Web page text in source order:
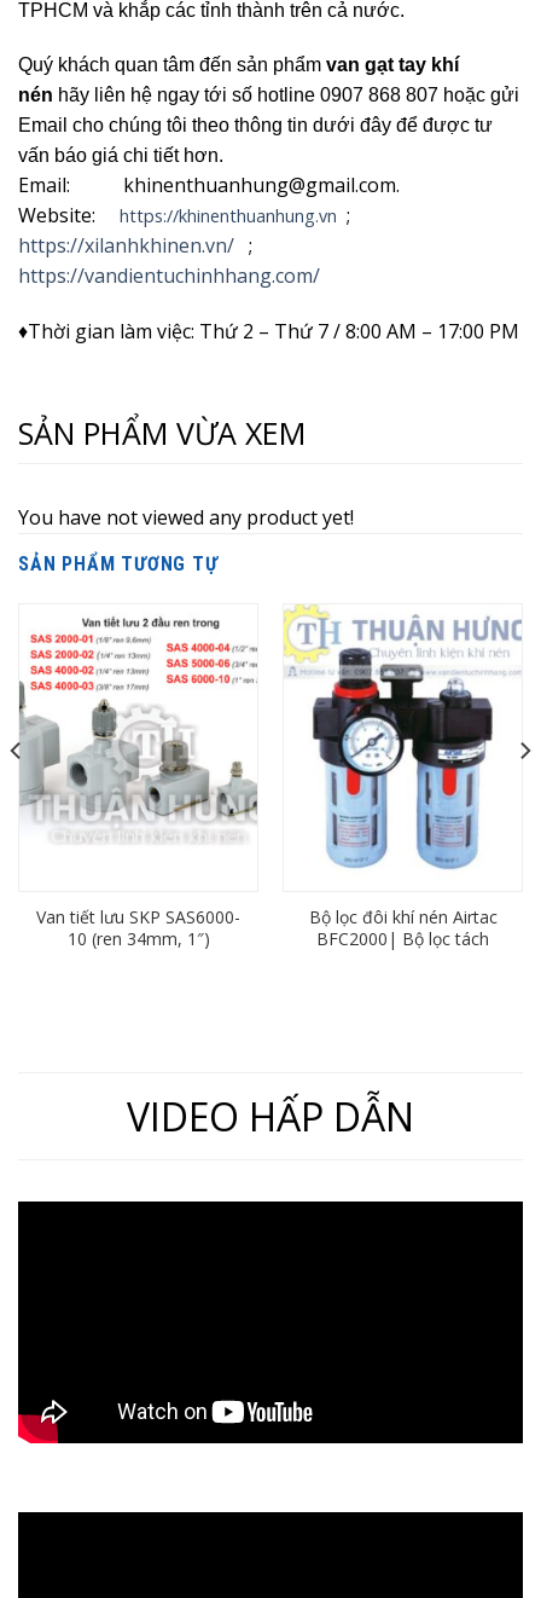
TPHCM và khắp các tỉnh thành trên cả nước.
Quý khách quan tâm đến sản phẩm van gạt tay khí
nén hãy liên hệ ngay tới số hotline 0907 868 807 hoặc gửi
Email cho chúng tôi theo thông tin dưới đây để được tư
vấn báo giá chi tiết hơn.
Email: khinenthuanhung@gmail.com.
Website: https://khinenthuanhung.vn ;
https://xilanhkhinen.vn/ ;
https://vandientuchinhhang.com/
♦Thời gian làm việc: Thứ 2 – Thứ 7 / 8:00 AM – 17:00 PM
SẢN PHẨM VỪA XEM
You have not viewed any product yet!
SẢN PHẨM TƯƠNG TỰ
Van tiết lưu SKP SAS6000-
10 (ren 34mm, 1″)
Bộ lọc đôi khí nén Airtac
BFC2000| Bộ lọc tách
VIDEO HẤP DẪN